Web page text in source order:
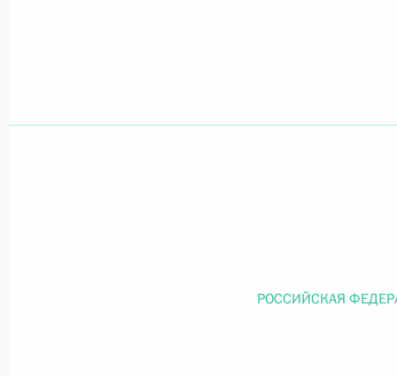
РОССИЙСКАЯ